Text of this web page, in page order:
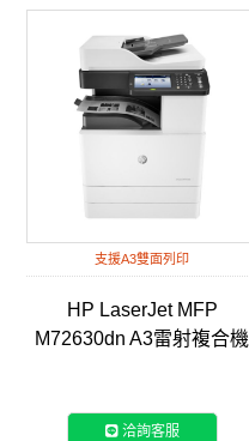
支援A3雙面列印
HP LaserJet MFP
M72630dn A3雷射複合機
洽詢客服